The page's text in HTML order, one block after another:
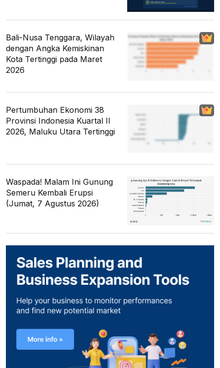
Bali-Nusa Tenggara, Wilayah
dengan Angka Kemiskinan
Kota Tertinggi pada Maret
2026
Pertumbuhan Ekonomi 38
Provinsi Indonesia Kuartal II
2026, Maluku Utara Tertinggi
Waspada! Malam Ini Gunung
Semeru Kembali Erupsi
(Jumat, 7 Agustus 2026)